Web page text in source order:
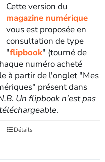
Cette version du
magazine numérique
vous est proposée en
consultation de type
"flipbook" (tourné de
numéro acheté
à partir de l'onglet "Mes
présent dans
Un flipbook n'est pas
.
Détails